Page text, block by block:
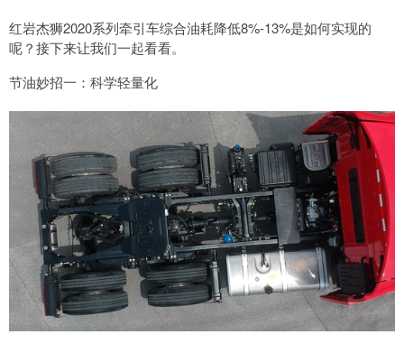
红岩杰狮2020系列牵引车综合油耗降低8%-13%是如何实现的
呢？接下来让我们一起看看。
节油妙招一：科学轻量化